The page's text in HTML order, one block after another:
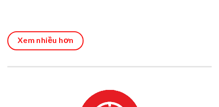
Xem nhiều hơn